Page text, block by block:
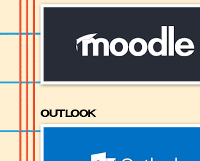
OUTLOOK